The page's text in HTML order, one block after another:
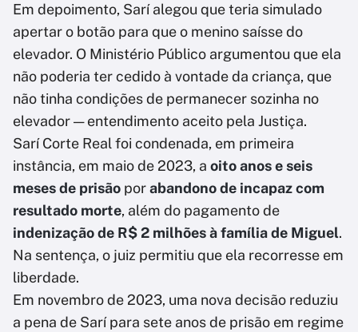
Em depoimento, Sarí alegou que teria simulado
apertar o botão para que o menino saísse do
elevador. O Ministério Público argumentou que ela
não poderia ter cedido à vontade da criança, que
não tinha condições de permanecer sozinha no
elevador — entendimento aceito pela Justiça.
Sarí Corte Real foi condenada, em primeira
instância, em maio de 2023, a oito anos e seis
meses de prisão porabandono de incapaz com
resultado morte, além do pagamento de
indenização de R$ 2 milhões à família de Miguel.
Na sentença, o juiz permitiu que ela recorresse em
liberdade.
Em novembro de 2023, uma nova decisão reduziu
a pena de Sarí para sete anos de prisão em regime